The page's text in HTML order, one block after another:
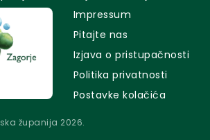
Impressum
Pitajte nas
Izjava o pristupačnosti
Politika privatnosti
Postavke kolačića
županija 2026.